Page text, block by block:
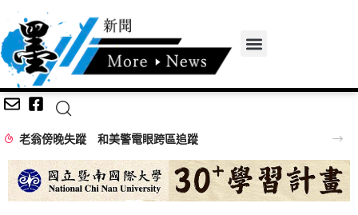
老翁傍晚失蹤 和美警電眼跨區追蹤